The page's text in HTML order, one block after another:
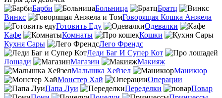
Барби
Больница
Братц
Винкс
Говорящая Кошка Анжела
Готовить Еду
Одевалки
Кафе
Комнаты
Кошки
Кухня Сары
Лего Френдс
Леди Баг И Супер Кот
Лошади
Магазин
Макияж
Малышка Хейзел
Маникюр
Монстер Хай
Операции
Папа Луи
Переделки
Повар